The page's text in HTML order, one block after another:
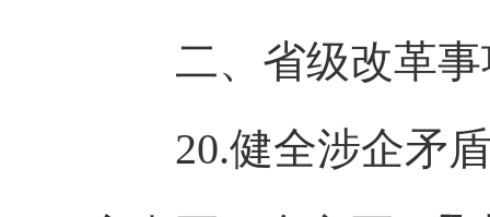
二、省级改革事
20.健全涉企矛盾